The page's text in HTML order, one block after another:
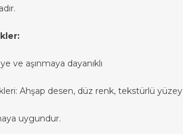
ve aşınmaya dayanıklı
Ahşap desen, düz renk, tekstürlü yüzey
uygundur.